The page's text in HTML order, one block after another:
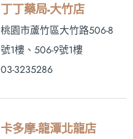
丁丁藥局-大竹店
桃園市蘆竹區大竹路506-8
號1樓、506-9號1樓
03-3235286
卡多摩-龍潭北龍店